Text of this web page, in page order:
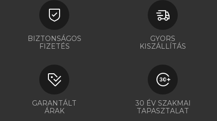
BIZTONSÁGOS
FIZETÉS
GYORS
KISZÁLLÍTÁS
GARANTÁLT
ÁRAK
30 ÉV SZAKMAI
TAPASZTALAT